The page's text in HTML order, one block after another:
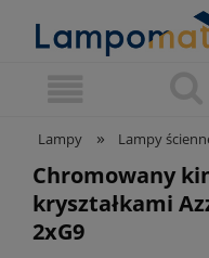
Lampy » Lampy
Chromowany
kryształkami
2xG9